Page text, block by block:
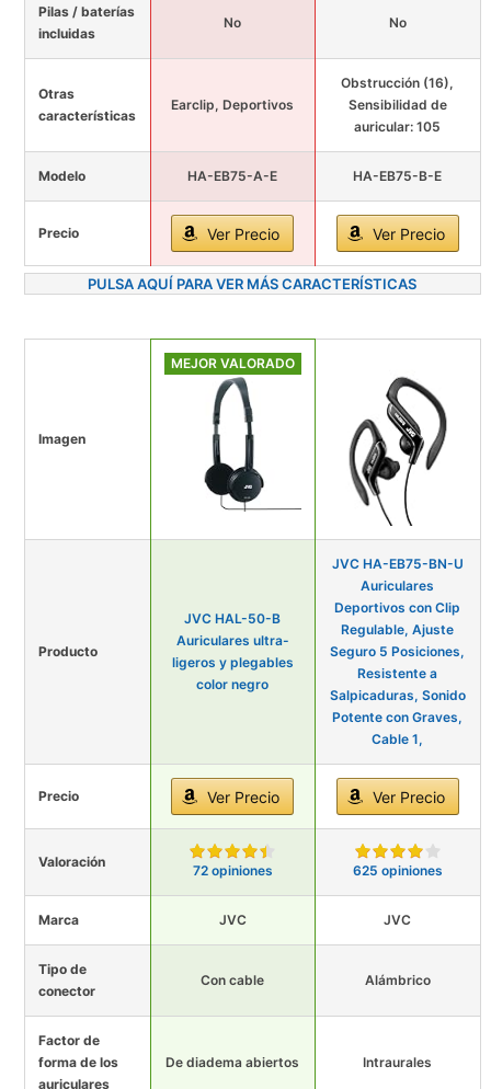
Pilas / baterías
incluidas
No No
Otras
características
Earclip, Deportivos
Obstrucción (16),
Sensibilidad de
auricular: 105
Modelo HA-EB75-A-E HA-EB75-B-E
Precio Ver Precio Ver Precio
PULSA AQUÍ PARA VER MÁS CARACTERÍSTICAS
Imagen
MEJOR VALORADO
Producto
JVC HAL-50-B
Auriculares ultra-
ligeros y plegables
color negro
JVC HA-EB75-BN-U
Auriculares
Deportivos con Clip
Regulable, Ajuste
Seguro 5 Posiciones,
Resistente a
Salpicaduras, Sonido
Potente con Graves,
Cable 1,
Precio Ver Precio Ver Precio
Valoración
72 opiniones 625 opiniones
Marca JVC JVC
Tipo de
conector
Con cable Alámbrico
Factor de
forma de los
auriculares
De diadema abiertos Intraurales